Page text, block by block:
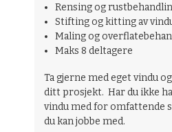
Rensing og
Stifting og kitting av
Maling og
Maks 8 deltagere
Ta gjerne med eget vindu
ditt prosjekt. Har du ikke
vindu med for omfattende
du kan jobbe med.